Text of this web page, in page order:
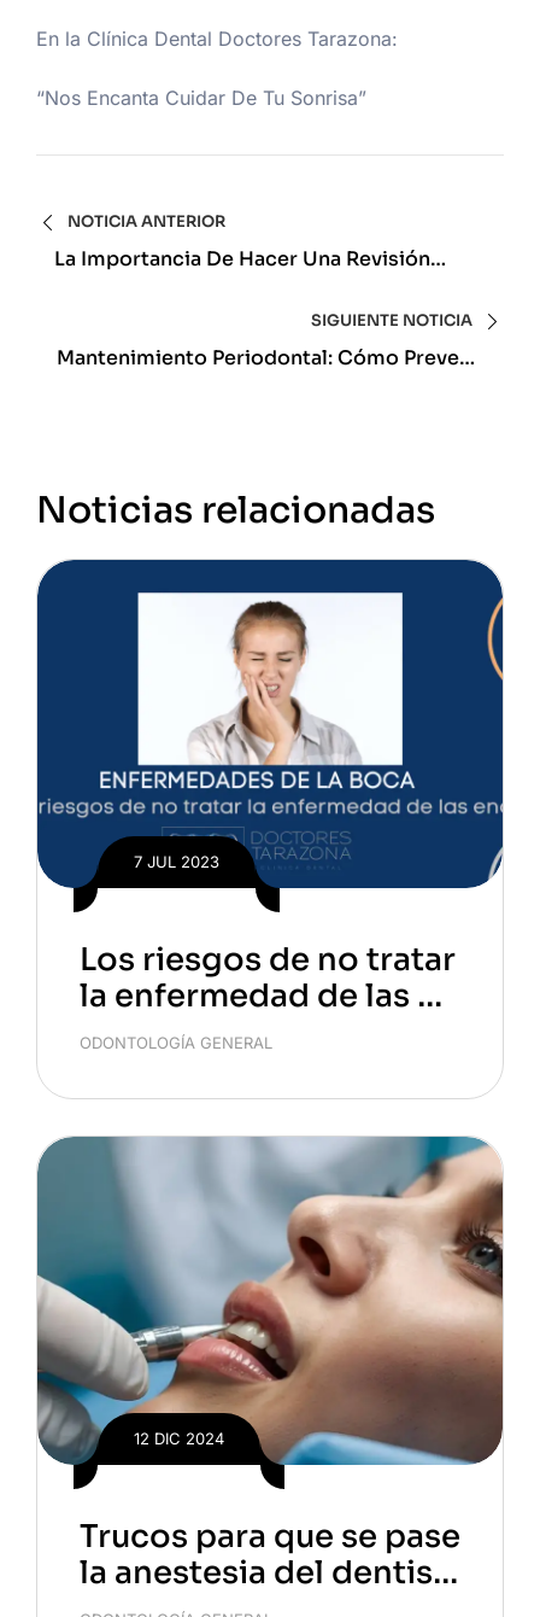
En la Clínica Dental Doctores Tarazona:
“Nos Encanta Cuidar De Tu Sonrisa”
NOTICIA ANTERIOR
La Importancia De Hacer Una Revisión
SIGUIENTE NOTICIA
Mantenimiento Periodontal: Cómo Prevenir
Noticias relacionadas
7 JUL 2023
Los riesgos de no tratar
la enfermedad de las en
cías
ODONTOLOGÍA GENERAL
12 DIC 2024
Trucos para que se pase
la anestesia del dentist